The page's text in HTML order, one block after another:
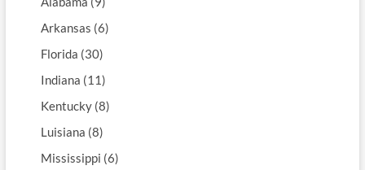
Arkansas (6)
Florida (30)
Indiana (11)
Kentucky (8)
Luisiana (8)
Mississippi (6)